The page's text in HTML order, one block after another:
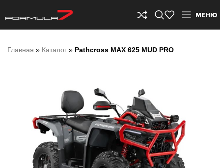
МЕНЮ
Главная » Каталог » Pathcross MAX 625 MUD PRO